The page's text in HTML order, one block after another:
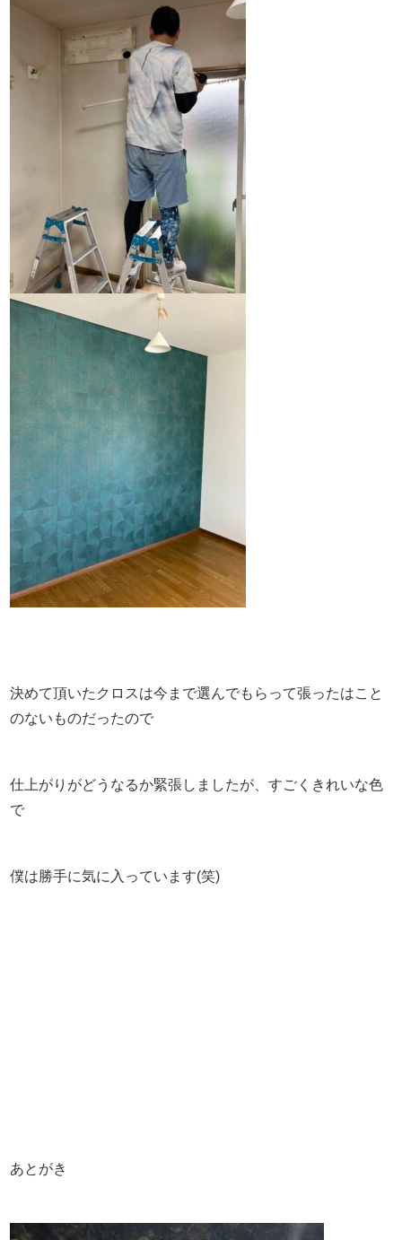
決めて頂いたクロスは今まで選んでもらって張ったはこと
のないものだったので
仕上がりがどうなるか緊張しましたが、すごくきれいな色
で
僕は勝手に気に入っています(笑)
あとがき